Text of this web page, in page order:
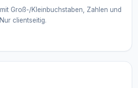
Groß-/Kleinbuchstaben, Zahlen und
clientseitig.